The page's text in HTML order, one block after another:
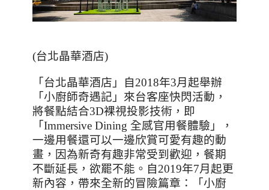
(台北晶華酒店)
「台北晶華酒店」自2018年3月起舉辦
「小廚師奇遇記」來台客座快閃活動，
將餐點結合3D裸視投影技術，即
「 Immersive Dining 全感官用餐體驗」，
一邊用餐還可以一邊欣賞可愛有趣的動
畫，因為新奇有趣非常受到歡迎，餐期
不斷延長，欲罷不能。自2019年7月起更
新內容，帶來全新的冒險篇章：「小廚